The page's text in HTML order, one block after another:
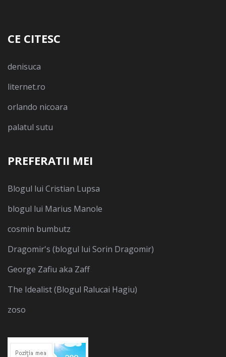
CE CITESC
denisuca
liternet.ro
orlando nicoara
palatul sutu
PREFERATII MEI
Blogul lui Cristian Lupsa
blogul lui Marius Manole
cosmin bumbutz
Dragomir's (blogul lui Sorin Dragomir)
George Zafiu aka Zaff
The Idealist (Blogul Ralucai Hagiu)
zoso